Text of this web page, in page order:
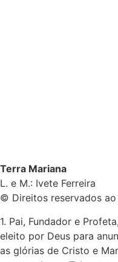
Terra Mariana
L. e M.: Ivete Ferreira
© Direitos reservados ao
1. Pai, Fundador e Profeta,
eleito por Deus para
as glórias de Cristo e